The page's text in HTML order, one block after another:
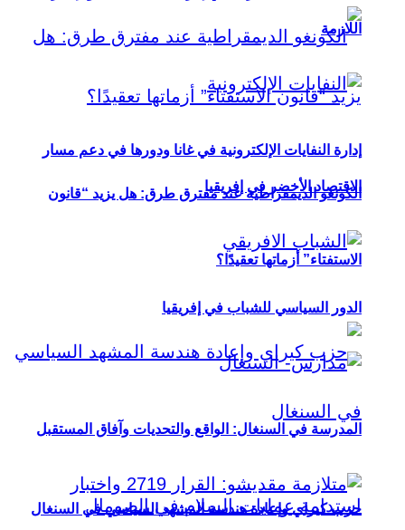
الكونغو الديمقراطية عند مفترق طرق: هل يزيد “قانون
الاستفتاء” أزماتها تعقيدًا؟
حزب كيراي وإعادة هندسة المشهد السياسي في السنغال
اللازمة
إدارة النفايات الإلكترونية في غانا ودورها في دعم مسار
الاقتصاد الأخضر في إفريقيا
الدور السياسي للشباب في إفريقيا
المدرسة في السنغال: الواقع والتحديات وآفاق المستقبل